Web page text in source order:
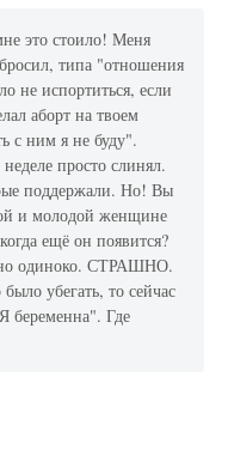
это стоило! Меня
типа "отношения
не испортиться, если
аборт на твоем
с ним я не буду".
просто слинял.
поддержали. Но! Вы
и молодой женщине
ещё он появится?
одиноко. СТРАШНО.
убегать, то сейчас
беременна". Где